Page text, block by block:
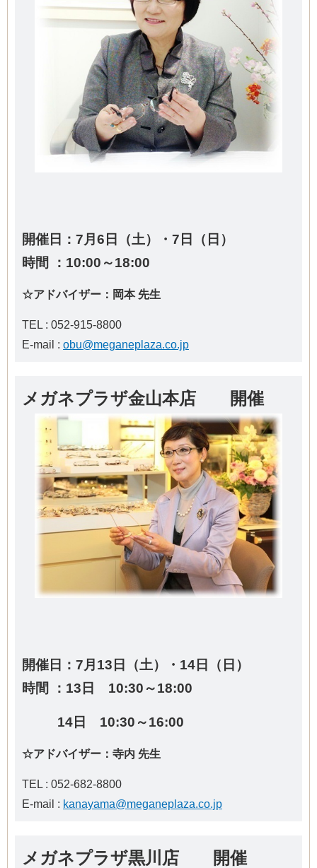
開催日：7月6日（土）・7日（日）
時間 ：10:00～18:00
☆アドバイザー：岡本 先生
TEL : 052-915-8800
E-mail : obu@meganeplaza.co.jp
メガネプラザ金山本店 開催
開催日：7月13日（土）・14日（日）
時間 ：13日 10:30～18:00
14日 10:30～16:00
☆アドバイザー：寺内 先生
TEL : 052-682-8800
E-mail : kanayama@meganeplaza.co.jp
メガネプラザ黒川店 開催